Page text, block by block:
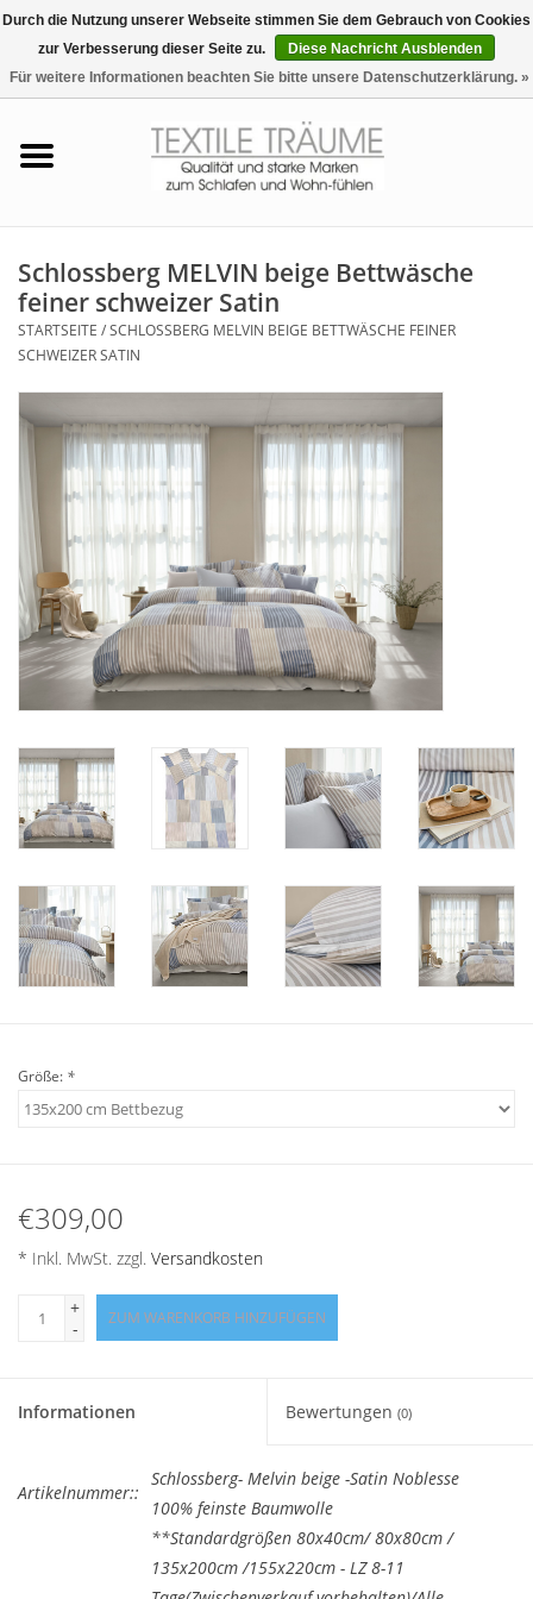
0 Artikel - €0,00
Tag & Nachtwäsche
Badezimmer & Sauna
Haus-Bademäntel
Plaids, Decken, Kissen
Mode & Accessoires
Edles aus Cashmere
Tisch & Küche
Kinder
Geschenkideen und
Gutscheine
Angebote
Geprüfter Webshop
Vertrag widerrufen
Tel.0049(0)7322-919376
Schlossberg MELVIN beige Bettwäsche
feiner schweizer Satin
STARTSEITE /SCHLOSSBERG MELVIN BEIGE BETTWÄSCHE FEINER
SCHWEIZER SATIN
Größe: *
€309,00
* Inkl. MwSt. zzgl. Versandkosten
+
-
ZUM WARENKORB HINZUFÜGEN
Informationen Bewertungen (0)
Artikelnummer::
Schlossberg- Melvin beige -Satin Noblesse
100% feinste Baumwolle
**Standardgrößen 80x40cm/ 80x80cm /
135x200cm /155x220cm - LZ 8-11
Durch die Nutzung unserer Webseite stimmen Sie dem Gebrauch von Cookies
zur Verbesserung dieser Seite zu.
Diese Nachricht Ausblenden
Für weitere Informationen beachten Sie bitte unsere Datenschutzerklärung. »